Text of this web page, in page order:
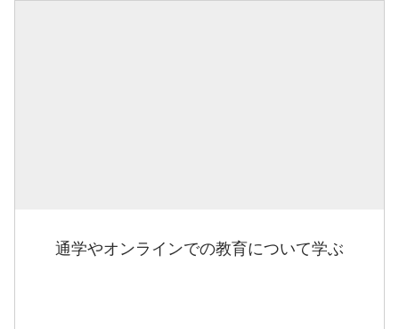
通学やオンラインでの教育について学ぶ